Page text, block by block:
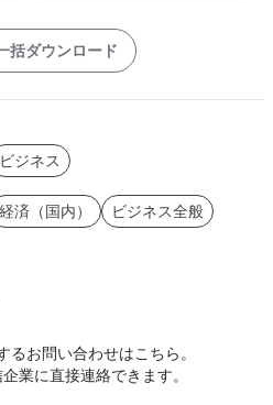
括ダウンロード
ビジネス
経済（国内） ビジネス全般
るお問い合わせはこちら。
業に直接連絡できます。